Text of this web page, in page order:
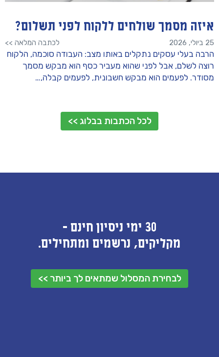
איזה מסמך שולחים ללקוח לפני תשלום?
25 ביולי, 2026 לכתבה המלאה >>
הרבה בעלי עסקים נתקלים באותו מצב: העבודה סוכמה, הלקוח
רוצה לשלם, אבל לפני שהוא מעביר כסף הוא מבקש מסמך
מסודר. לפעמים הוא מבקש חשבונית, לפעמים קבלה,…
לכל הכתבות בבלוג >>
30 ימי ניסיון חינם -
מקליקים, נרשמים ומתחילים.
לבחירת המסלול שמתאים לך ביותר >>